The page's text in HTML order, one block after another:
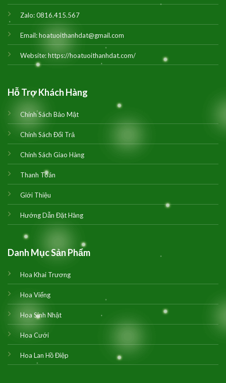
Zalo:0816.415.567
Email:hoatuoithanhdat@gmail.com
Website:https://hoatuoithanhdat.com/
Hỗ Trợ Khách Hàng
Chính Sách Bảo Mật
Chính Sách Đổi Trả
Chính Sách Giao Hàng
Thanh Toán
Giới Thiệu
Hướng Dẫn Đặt Hàng
Danh Mục Sản Phẩm
Hoa Khai Trương
Hoa Viếng
Hoa Sinh Nhật
Hoa Cưới
Hoa Lan Hồ Điệp